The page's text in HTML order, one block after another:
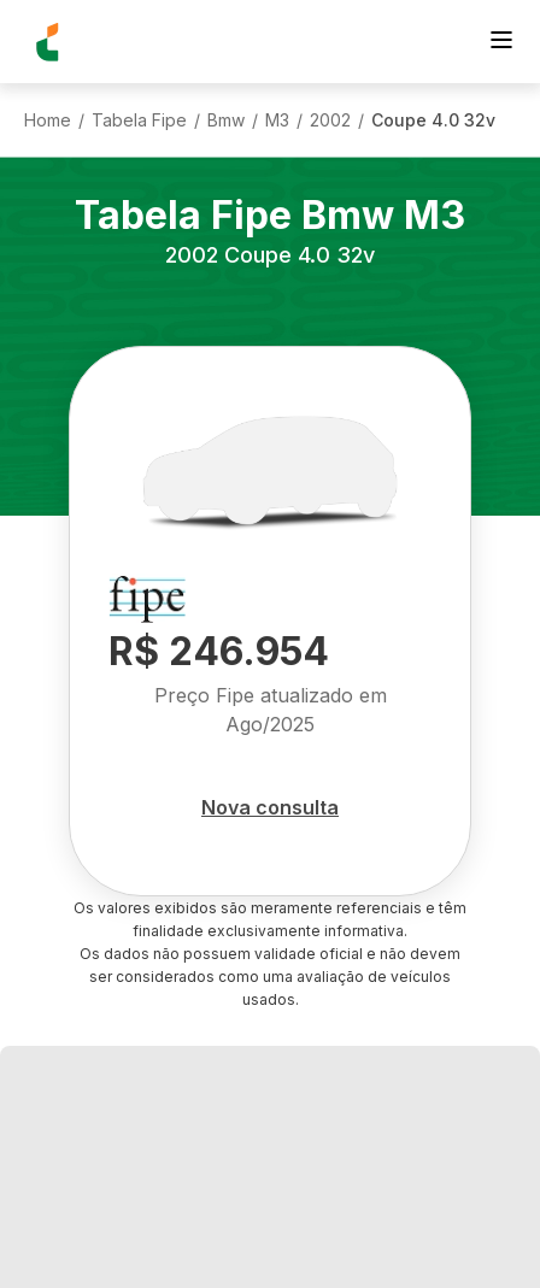
Home / Tabela Fipe / Bmw / M3 / 2002 / Coupe 4.0 32v
Tabela Fipe Bmw M3
2002 Coupe 4.0 32v
R$ 246.954
Preço Fipe atualizado em
Ago/2025
Nova consulta
Os valores exibidos são meramente referenciais e têm
finalidade exclusivamente informativa.
Os dados não possuem validade oficial e não devem
ser considerados como uma avaliação de veículos
usados.